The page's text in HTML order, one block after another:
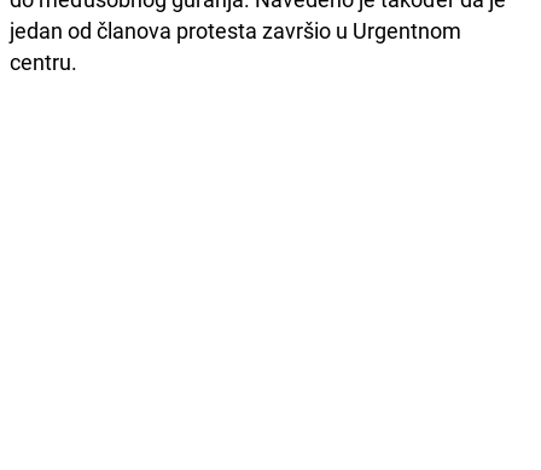
jedan od članova protesta završio u Urgentnom
centru.